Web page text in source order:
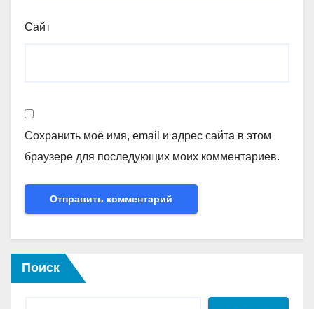
Сайт
Сохранить моё имя, email и адрес сайта в этом
браузере для последующих моих комментариев.
Поиск